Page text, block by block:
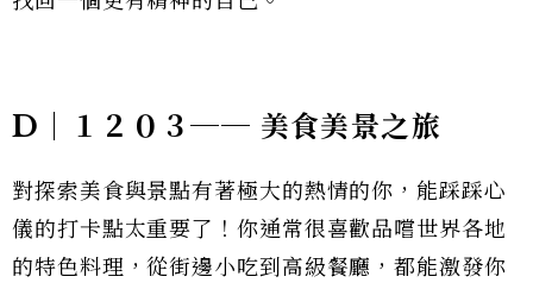
D｜１２０３── 美食美景之旅
對探索美食與景點有著極大的熱情的你，能踩踩心
儀的打卡點太重要了！你通常很喜歡品嚐世界各地
的特色料理，從街邊小吃到高級餐廳，都能激發你